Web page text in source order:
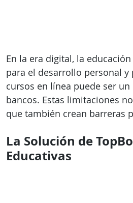
En la era digital, la
para el desarrollo personal
cursos en línea puede ser
bancos. Estas limitaciones
que también crean barreras
La Solución de
Educativas